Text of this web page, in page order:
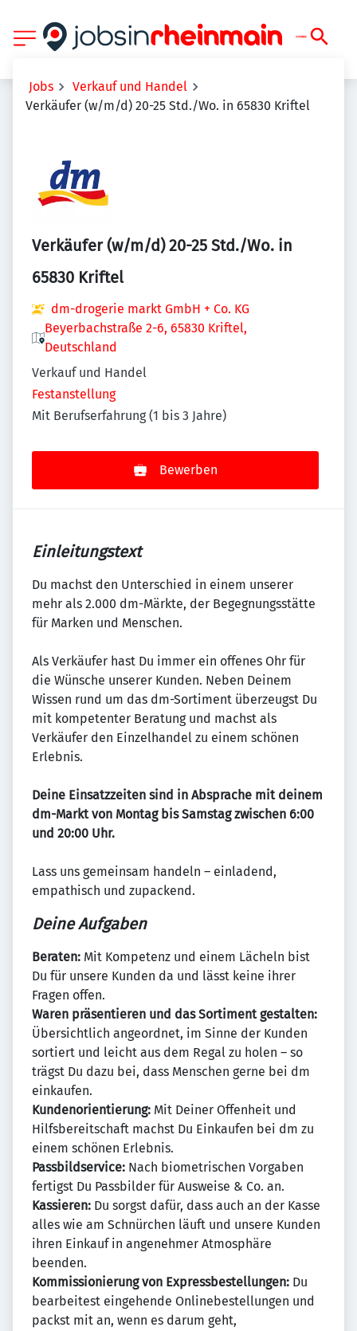
Jobs
Verkauf und Handel
Verkäufer (w/m/d) 20-25 Std./Wo. in 65830 Kriftel
Verkäufer (w/m/d) 20-25 Std./Wo. in
65830 Kriftel
dm-drogerie markt GmbH + Co. KG
Beyerbachstraße 2-6, 65830 Kriftel,
Deutschland
Verkauf und Handel
Festanstellung
Mit Berufserfahrung (1 bis 3 Jahre)
Bewerben
Einleitungstext
Du machst den Unterschied in einem unserer
mehr als 2.000 dm-Märkte, der Begegnungsstätte
für Marken und Menschen.
Als Verkäufer hast Du immer ein offenes Ohr für
die Wünsche unserer Kunden. Neben Deinem
Wissen rund um das dm-Sortiment überzeugst Du
mit kompetenter Beratung und machst als
Verkäufer den Einzelhandel zu einem schönen
Erlebnis.
Deine Einsatzzeiten sind in Absprache mit deinem
dm-Markt von Montag bis Samstag zwischen 6:00
und 20:00 Uhr.
Lass uns gemeinsam handeln – einladend,
empathisch und zupackend.
Deine Aufgaben
Beraten: Mit Kompetenz und einem Lächeln bist
Du für unsere Kunden da und lässt keine ihrer
Fragen offen.
Waren präsentieren und das Sortiment gestalten:
Übersichtlich angeordnet, im Sinne der Kunden
sortiert und leicht aus dem Regal zu holen – so
trägst Du dazu bei, dass Menschen gerne bei dm
einkaufen.
Kundenorientierung: Mit Deiner Offenheit und
Hilfsbereitschaft machst Du Einkaufen bei dm zu
einem schönen Erlebnis.
Passbildservice: Nach biometrischen Vorgaben
fertigst Du Passbilder für Ausweise & Co. an.
Kassieren: Du sorgst dafür, dass auch an der Kasse
alles wie am Schnürchen läuft und unsere Kunden
ihren Einkauf in angenehmer Atmosphäre
beenden.
Kommissionierung von Expressbestellungen: Du
bearbeitest eingehende Onlinebestellungen und
packst mit an, wenn es darum geht,